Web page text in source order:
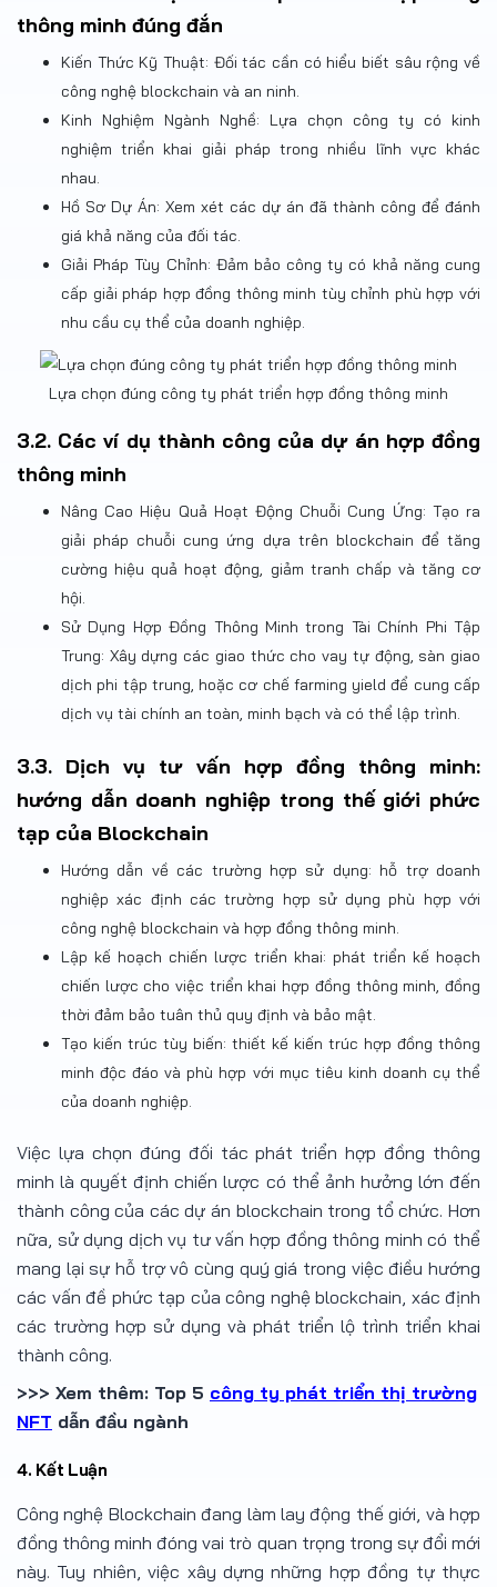
thông minh đúng đắn
Kiến Thức Kỹ Thuật: Đối tác cần có hiểu biết sâu rộng về
công nghệ blockchain và an ninh.
Kinh Nghiệm Ngành Nghề: Lựa chọn công ty có kinh
nghiệm triển khai giải pháp trong nhiều lĩnh vực khác
nhau.
Hồ Sơ Dự Án: Xem xét các dự án đã thành công để đánh
giá khả năng của đối tác.
Giải Pháp Tùy Chỉnh: Đảm bảo công ty có khả năng cung
cấp giải pháp hợp đồng thông minh tùy chỉnh phù hợp với
nhu cầu cụ thể của doanh nghiệp.
Lựa chọn đúng công ty phát triển hợp đồng thông minh
3.2. Các ví dụ thành công của dự án hợp đồng
thông minh
Nâng Cao Hiệu Quả Hoạt Động Chuỗi Cung Ứng: Tạo ra
giải pháp chuỗi cung ứng dựa trên blockchain để tăng
cường hiệu quả hoạt động, giảm tranh chấp và tăng cơ
hội.
Sử Dụng Hợp Đồng Thông Minh trong Tài Chính Phi Tập
Trung: Xây dựng các giao thức cho vay tự động, sàn giao
dịch phi tập trung, hoặc cơ chế farming yield để cung cấp
dịch vụ tài chính an toàn, minh bạch và có thể lập trình.
3.3. Dịch vụ tư vấn hợp đồng thông minh:
hướng dẫn doanh nghiệp trong thế giới phức
tạp của Blockchain
Hướng dẫn về các trường hợp sử dụng: hỗ trợ doanh
nghiệp xác định các trường hợp sử dụng phù hợp với
công nghệ blockchain và hợp đồng thông minh.
Lập kế hoạch chiến lược triển khai: phát triển kế hoạch
chiến lược cho việc triển khai hợp đồng thông minh, đồng
thời đảm bảo tuân thủ quy định và bảo mật.
Tạo kiến trúc tùy biến: thiết kế kiến trúc hợp đồng thông
minh độc đáo và phù hợp với mục tiêu kinh doanh cụ thể
của doanh nghiệp.
Việc lựa chọn đúng đối tác phát triển hợp đồng thông
minh là quyết định chiến lược có thể ảnh hưởng lớn đến
thành công của các dự án blockchain trong tổ chức. Hơn
nữa, sử dụng dịch vụ tư vấn hợp đồng thông minh có thể
mang lại sự hỗ trợ vô cùng quý giá trong việc điều hướng
các vấn đề phức tạp của công nghệ blockchain, xác định
các trường hợp sử dụng và phát triển lộ trình triển khai
thành công.
>>> Xem thêm: Top 5 công ty phát triển thị trường
NFT dẫn đầu ngành
4. Kết Luận
Công nghệ Blockchain đang làm lay động thế giới, và hợp
đồng thông minh đóng vai trò quan trọng trong sự đổi mới
này. Tuy nhiên, việc xây dựng những hợp đồng tự thực